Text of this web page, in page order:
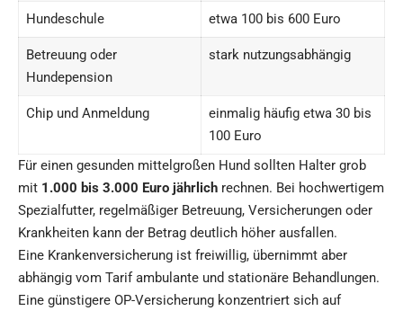
Hundeschule etwa 100 bis 600 Euro
Betreuung oder
Hundepension
stark nutzungsabhängig
Chip und Anmeldung
einmalig häufig etwa 30 bis
100 Euro
Für einen gesunden mittelgroßen Hund sollten Halter grob
mit 1.000 bis 3.000 Euro jährlich rechnen. Bei hochwertigem
Spezialfutter, regelmäßiger Betreuung, Versicherungen oder
Krankheiten kann der Betrag deutlich höher ausfallen.
Eine Krankenversicherung ist freiwillig, übernimmt aber
abhängig vom Tarif ambulante und stationäre Behandlungen.
Eine günstigere OP-Versicherung konzentriert sich auf